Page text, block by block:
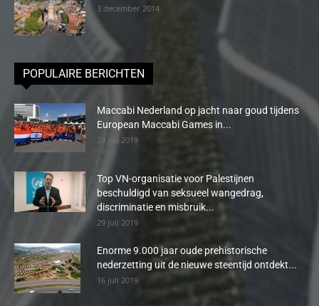
3 december 2014
POPULAIRE BERICHTEN
Maccabi Nederland op jacht naar goud tijdens
European Maccabi Games in...
29 juli 2019
Top VN-organisatie voor Palestijnen
beschuldigd van seksueel wangedrag,
discriminatie en misbruik...
29 juli 2019
Enorme 9.000 jaar oude prehistorische
nederzetting uit de nieuwe steentijd ontdekt...
16 juli 2019